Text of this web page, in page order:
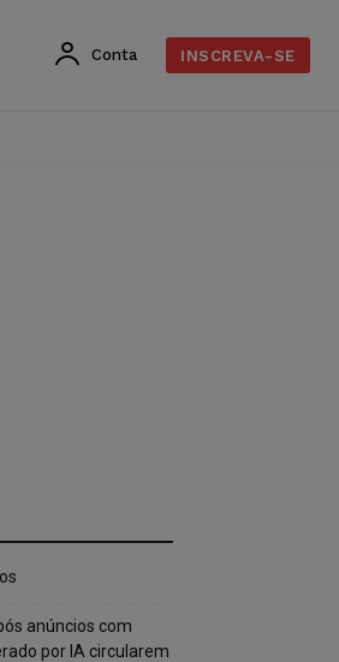
Conta INSCREVA-SE
anúncios com
por IA circularem